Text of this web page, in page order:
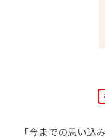
「今までの思い込